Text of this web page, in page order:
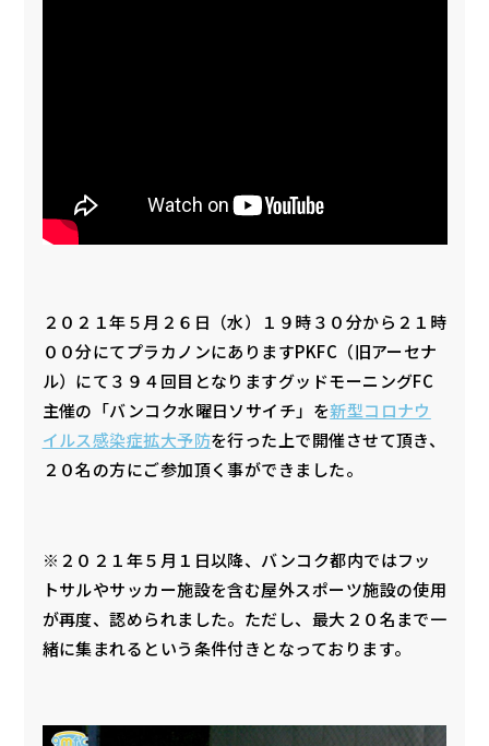
２０２１年５月２６日（水）１９時３０分から２１時
００分にてプラカノンにありますPKFC（旧アーセナ
ル）にて３９４回目となりますグッドモーニングFC
主催の「バンコク水曜日ソサイチ」を新型コロナウ
イルス感染症拡大予防を行った上で開催させて頂き、
２０名の方にご参加頂く事ができました。
※２０２１年５月１日以降、バンコク都内ではフッ
トサルやサッカー施設を含む屋外スポーツ施設の使用
が再度、認められました。ただし、最大２０名まで一
緒に集まれるという条件付きとなっております。